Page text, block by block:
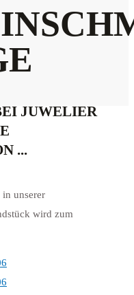
JUWELIER
...
in unserer
wird zum